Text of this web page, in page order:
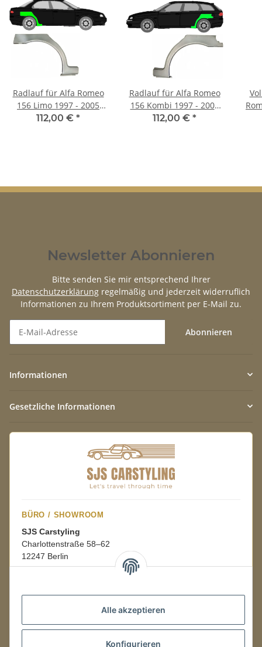
Alle akzeptieren
Konfigurieren
Radlauf für Alfa Romeo
156 Limo 1997 - 2005
rechts
112,00 € *
Radlauf für Alfa Romeo
156 Kombi 1997 - 2005
links
112,00 € *
Newsletter Abonnieren
Bitte senden Sie mir entsprechend Ihrer
Datenschutzerklärung regelmäßig und jederzeit widerruflich
Informationen zu Ihrem Produktsortiment per E-Mail zu.
Abonnieren
Informationen
Gesetzliche Informationen
BÜRO / SHOWROOM
SJS Carstyling
Charlottenstraße 58–62
12247 Berlin
08:00–16:00 Uhr
LAGER / RETOUREN
Packmonster Fulfillment